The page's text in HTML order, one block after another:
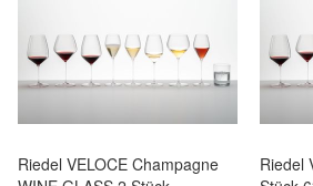
Riedel VELOCE Champagne
Riedel